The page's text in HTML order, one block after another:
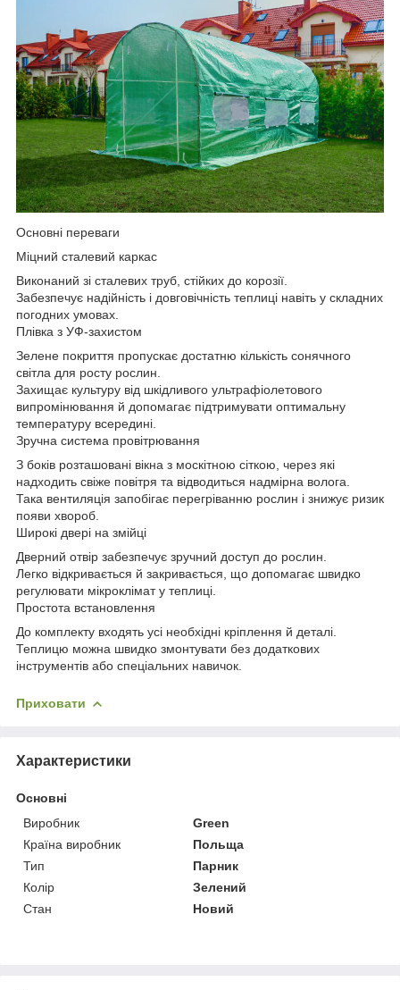
Основні переваги
Міцний сталевий каркас
Виконаний зі сталевих труб, стійких до корозії.
Забезпечує надійність і довговічність теплиці навіть у складних
погодних умовах.
Плівка з УФ-захистом
Зелене покриття пропускає достатню кількість сонячного
світла для росту рослин.
Захищає культуру від шкідливого ультрафіолетового
випромінювання й допомагає підтримувати оптимальну
температуру всередині.
Зручна система провітрювання
З боків розташовані вікна з москітною сіткою, через які
надходить свіже повітря та відводиться надмірна волога.
Така вентиляція запобігає перегріванню рослин і знижує ризик
появи хвороб.
Широкі двері на змійці
Дверний отвір забезпечує зручний доступ до рослин.
Легко відкривається й закривається, що допомагає швидко
регулювати мікроклімат у теплиці.
Простота встановлення
До комплекту входять усі необхідні кріплення й деталі.
Теплицю можна швидко змонтувати без додаткових
інструментів або спеціальних навичок.
Приховати
Характеристики
Основні
Виробник
Green
Країна виробник
Польща
Тип
Парник
Колір
Зелений
Стан
Новий